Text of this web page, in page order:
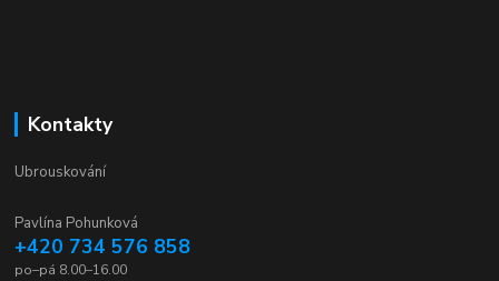
Kontakty
Ubrouskování
Pavlína Pohunková
+420 734 576 858
po–pá 8.00–16.00